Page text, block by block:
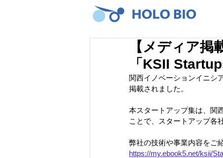
【メディア
「KSII
関西イノベーションイニシ
掲載されました。
本スタートアップ集は、関
ことで、スタートアップ各
弊社の技術や事業内容をご
https://my.ebook5.net/ksii/